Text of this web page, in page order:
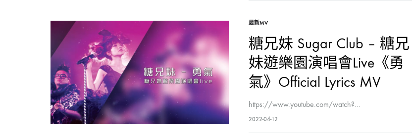
最新MV
糖兄妹 Sugar Club – 糖兄
妹遊樂園演唱會Live《勇
氣》Official Lyrics MV
https://www.youtube.com/watch?…
2022-04-12